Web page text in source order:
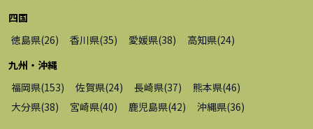
四国
徳島県(26) 香川県(35) 愛媛県(38) 高知県(24)
九州・沖縄
福岡県(153) 佐賀県(24) 長崎県(37) 熊本県(46)
大分県(38) 宮崎県(40) 鹿児島県(42) 沖縄県(36)